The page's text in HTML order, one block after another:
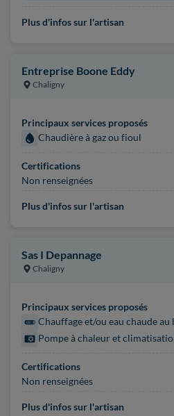
Plus d'infos sur l'artisan
Entreprise Boone Eddy
Chaligny
Principaux services proposés
Chaudière à gaz ou fioul
Certifications
Non renseignées
Plus d'infos sur l'artisan
Sas I Depannage
Chaligny
Principaux services proposés
Chauffage et/ou eau chaude au
Pompe à chaleur et
Certifications
Non renseignées
Plus d'infos sur l'artisan